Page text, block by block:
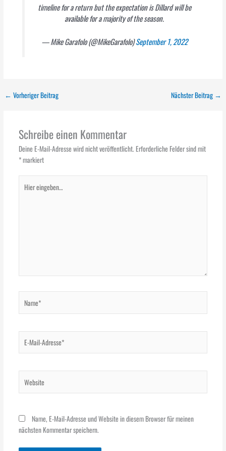
timeline for a return but the expectation is Dillard will be
available for a majority of the season.
— Mike Garafolo (@MikeGarafolo)September 1, 2022
← Vorheriger Beitrag Nächster Beitrag →
Schreibe einen Kommentar
Deine E-Mail-Adresse wird nicht veröffentlicht. Erforderliche Felder sind mit
*markiert
eingeben…
Mail-
Name, E-Mail-Adresse und Website in diesem Browser für meinen
nächsten Kommentar speichern.